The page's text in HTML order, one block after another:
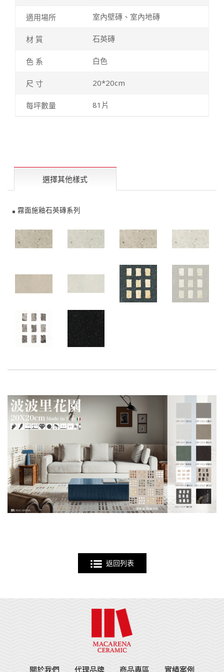
室內壁磚、室內地磚
石英磚
白色
20*20cm
81片
選擇其他樣式
霧面施釉石英磚系列
返回列表
關於我們 代理品牌 商品專區 實績案例